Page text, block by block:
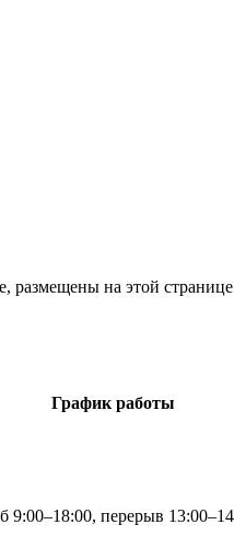
на этой
График работы
9:00–18:00, перерыв